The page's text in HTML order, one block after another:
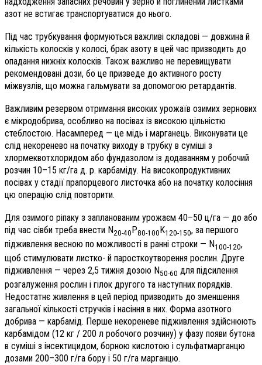
азот не встигає транспортуватися до нього.
Під час трубкування формуються важливі складові — довжина й
кількість колосків у колосі, брак азоту в цей час призводить до
опадання нижніх колосків. Також важливо не перевищувати
рекомендовані дози, бо це призведе до активного росту
міжвузлів, що можна гальмувати за допомогою ретардантів.
Важливим резервом отримання високих урожаїв озимих зернових
є мікродобрива, особливо на посівах із високою цільністю
стеблостою. Насамперед — це мідь і марганець. Виконувати це
слід некоренево на початку виходу в трубку в суміші з
хлормеквотхлоридом або фундазолом із додаванням у робочий
розчин 10–15 кг/га д. р. карбаміду. На високопродуктивних
посівах у стадії прапорцевого листочка або на початку колосіння
цю операцію слід повторити.
Для озимого ріпаку з запланованим урожаєм 40–50 ц/га — до або
під час сівби треба внести N20-40P80-100K120-150, за першого
підживлення весною по можливості в ранні строки — N100-120,
щоб стимулювати листко- й паросткоутворення рослин. Друге
підживлення — через 2,5 тижня дозою N50-60 для підсилення
розгалуження рослин і гілок другого та наступних порядків.
Недостатнє живлення в цей період призводить до зменшення
загальної кількості стручків і насіння в них. Форма азотного
добрива — карбамід. Перше некореневе підживлення здійснюють
карбамідом (12 кг / 200 л робочого розчину) у фазу появи бутона
в суміші з інсектицидом, борною кислотою і сульфатмарганцю
дозами 200–300 г/га бору і 50 г/га марганцю.